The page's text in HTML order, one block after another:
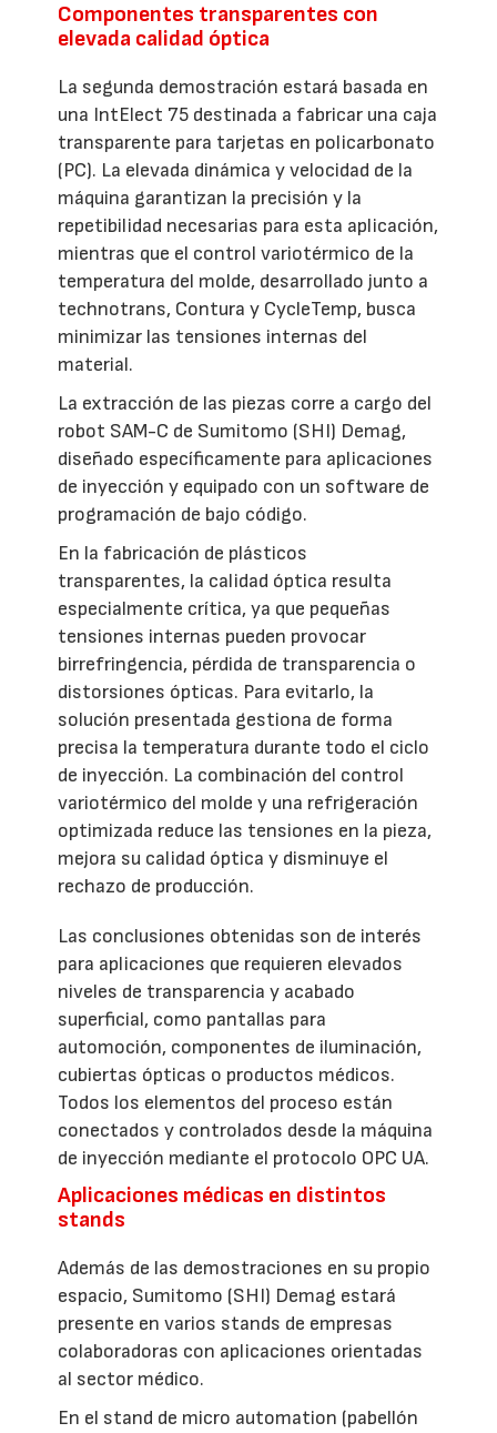
Componentes transparentes con
elevada calidad óptica
La segunda demostración estará basada en
una IntElect 75 destinada a fabricar una caja
transparente para tarjetas en policarbonato
(PC). La elevada dinámica y velocidad de la
máquina garantizan la precisión y la
repetibilidad necesarias para esta aplicación,
mientras que el control variotérmico de la
temperatura del molde, desarrollado junto a
technotrans, Contura y CycleTemp, busca
minimizar las tensiones internas del
material.
La extracción de las piezas corre a cargo del
robot SAM-C de Sumitomo (SHI) Demag,
diseñado específicamente para aplicaciones
de inyección y equipado con un software de
programación de bajo código.
En la fabricación de plásticos
transparentes, la calidad óptica resulta
especialmente crítica, ya que pequeñas
tensiones internas pueden provocar
birrefringencia, pérdida de transparencia o
distorsiones ópticas. Para evitarlo, la
solución presentada gestiona de forma
precisa la temperatura durante todo el ciclo
de inyección. La combinación del control
variotérmico del molde y una refrigeración
optimizada reduce las tensiones en la pieza,
mejora su calidad óptica y disminuye el
rechazo de producción.
Las conclusiones obtenidas son de interés
para aplicaciones que requieren elevados
niveles de transparencia y acabado
superficial, como pantallas para
automoción, componentes de iluminación,
cubiertas ópticas o productos médicos.
Todos los elementos del proceso están
conectados y controlados desde la máquina
de inyección mediante el protocolo OPC UA.
Aplicaciones médicas en distintos
stands
Además de las demostraciones en su propio
espacio, Sumitomo (SHI) Demag estará
presente en varios stands de empresas
colaboradoras con aplicaciones orientadas
al sector médico.
En el stand de micro automation (pabellón